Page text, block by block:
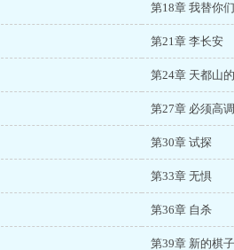
第18章 我替你
第21章 李长安
第24章 天都山
第27章 必须高调
第30章 试探
第33章 无惧
第36章 自杀
第39章 新的棋子